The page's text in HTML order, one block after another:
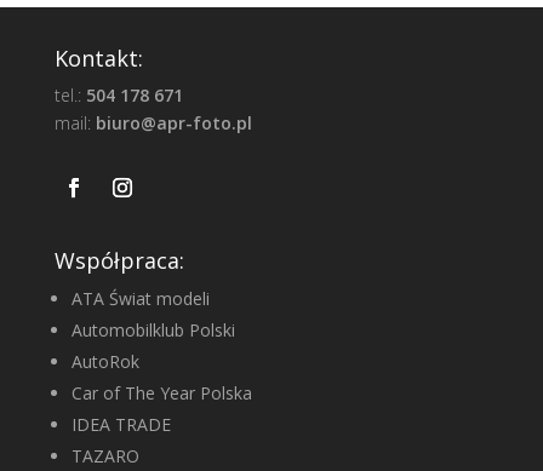
Kontakt:
tel.: 504 178 671
mail: biuro@apr-foto.pl
Współpraca:
ATA Świat modeli
Automobilklub Polski
AutoRok
Car of The Year Polska
IDEA TRADE
TAZARO